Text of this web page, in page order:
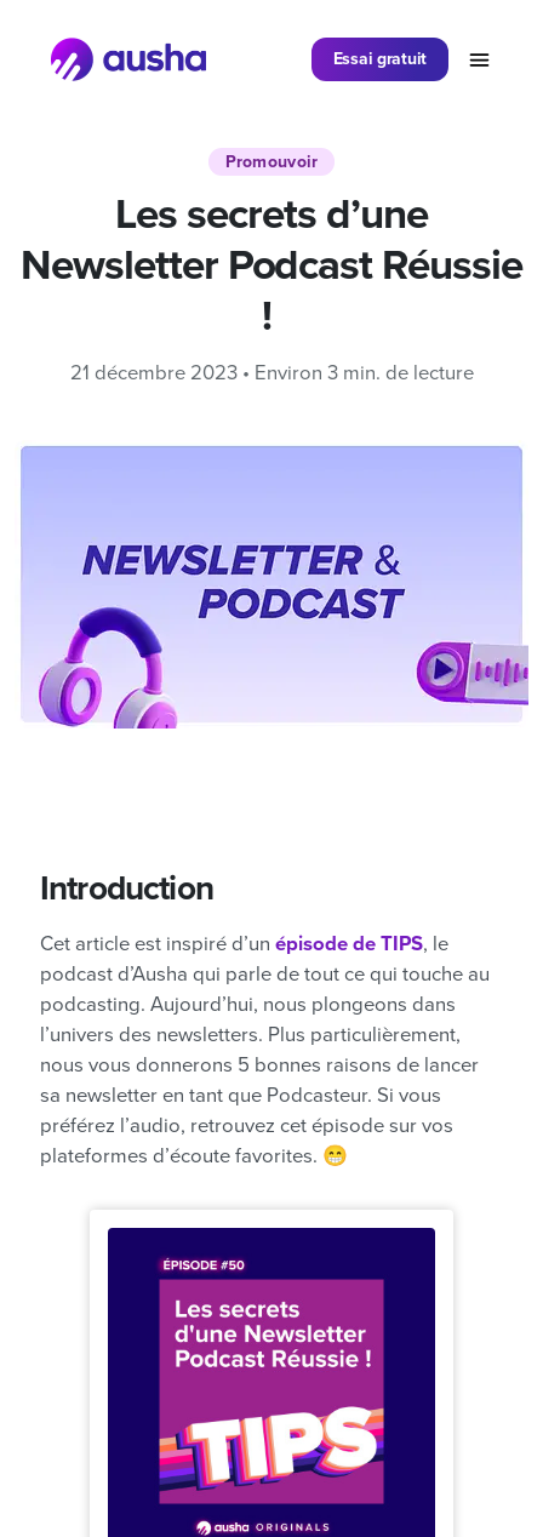
Essai gratuit
Promouvoir
Les secrets d’une
Newsletter Podcast Réussie
!
21 décembre 2023 • Environ 3 min. de lecture
Introduction
Cet article est inspiré d’un épisode de TIPS, le
podcast d’Ausha qui parle de tout ce qui touche au
podcasting. Aujourd’hui, nous plongeons dans
l’univers des newsletters. Plus particulièrement,
nous vous donnerons 5 bonnes raisons de lancer
sa newsletter en tant que Podcasteur. Si vous
préférez l’audio, retrouvez cet épisode sur vos
plateformes d’écoute favorites. 😁